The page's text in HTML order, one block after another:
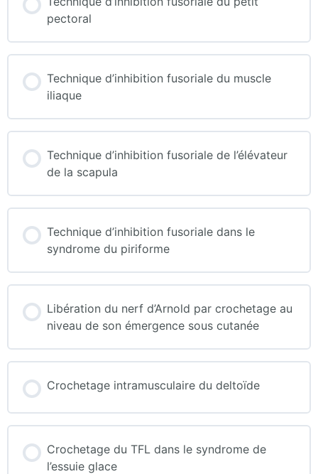
pectoral
Technique d’inhibition fusoriale du muscle
iliaque
Technique d’inhibition fusoriale de l’élévateur
de la scapula
Technique d’inhibition fusoriale dans le
syndrome du piriforme
Libération du nerf d’Arnold par crochetage au
niveau de son émergence sous cutanée
Crochetage intramusculaire du deltoïde
Crochetage du TFL dans le syndrome de
l’essuie glace